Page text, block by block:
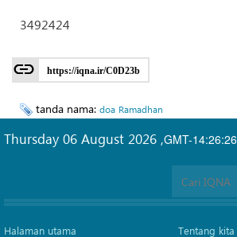
3492424
https://iqna.ir/C0D23b
tanda nama: doa Ramadhan
GMT-14:26:26
Thursday 06 August 2026 ,
Halaman utama Tentang kita